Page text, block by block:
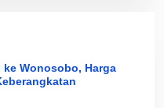
ke Wonosobo, Harga